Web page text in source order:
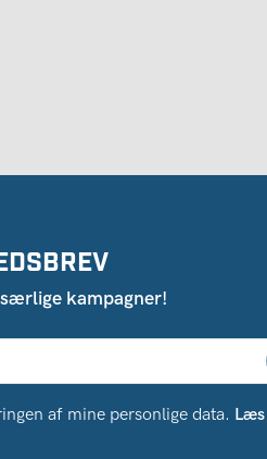
kampagner!
af ​​mine personlige data.